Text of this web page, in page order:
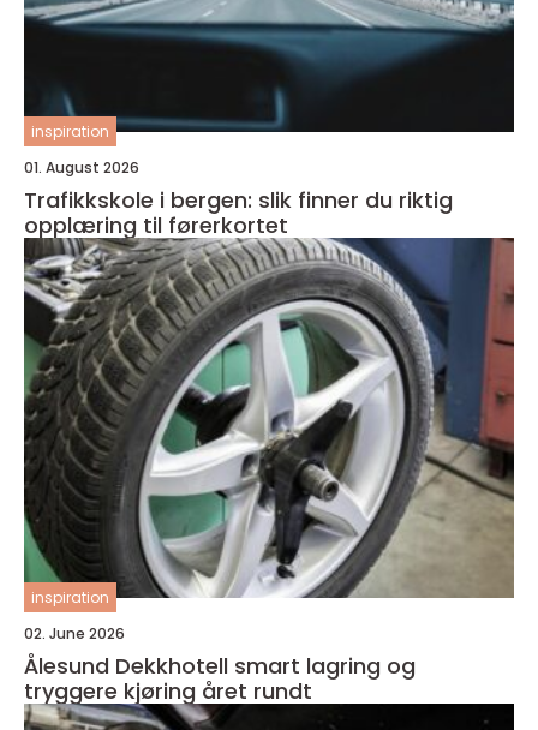
inspiration
01. August 2026
Trafikkskole i bergen: slik finner du riktig
opplæring til førerkortet
inspiration
02. June 2026
Ålesund Dekkhotell smart lagring og
tryggere kjøring året rundt